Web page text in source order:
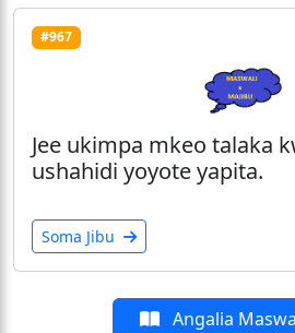
#967
Jee ukimpa mkeo talaka
ushahidi yoyote yapita.
Soma Jibu
Angalia